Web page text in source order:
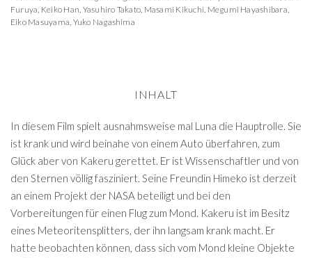
Furuya, Keiko Han, Yasuhiro Takato, Masami Kikuchi, Megumi Hayashibara,
Eiko Masuyama, Yuko Nagashima
INHALT
In diesem Film spielt ausnahmsweise mal Luna die Hauptrolle. Sie
ist krank und wird beinahe von einem Auto überfahren, zum
Glück aber von Kakeru gerettet. Er ist Wissenschaftler und von
den Sternen völlig fasziniert. Seine Freundin Himeko ist derzeit
an einem Projekt der NASA beteiligt und bei den
Vorbereitungen für einen Flug zum Mond. Kakeru ist im Besitz
eines Meteoritensplitters, der ihn langsam krank macht. Er
hatte beobachten können, dass sich vom Mond kleine Objekte